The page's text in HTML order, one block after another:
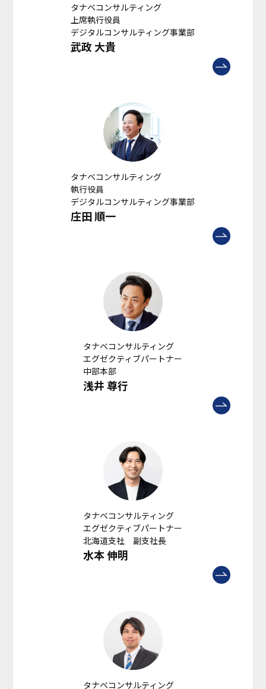
タナベコンサルティング
上席執行役員
デジタルコンサルティング事業部
武政 大貴
タナベコンサルティング
執行役員
デジタルコンサルティング事業部
庄田 順一
タナベコンサルティング
エグゼクティブパートナー
中部本部
浅井 尊行
タナベコンサルティング
エグゼクティブパートナー
北海道支社 副支社長
水本 伸明
タナベコンサルティング